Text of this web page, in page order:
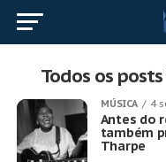
Todos os
MÚSICA 4
Antes do
também
Tharpe